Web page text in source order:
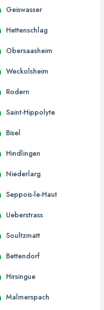
Geiswasser
Hettenschlag
Obersaasheim
Weckolsheim
Rodern
Saint-Hippolyte
Bisel
Hindlingen
Niederlarg
Seppois-le-Haut
Ueberstrass
Soultzmatt
Bettendorf
Hirsingue
Malmerspach